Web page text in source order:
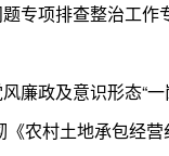
专项排查整治工作